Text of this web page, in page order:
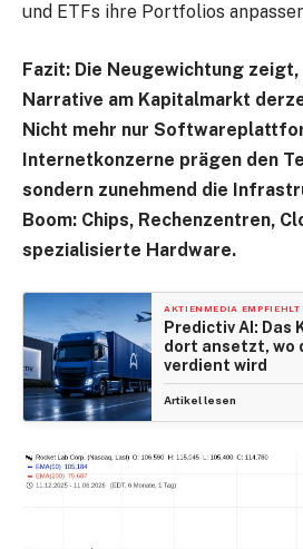
und ETFs ihre Portfolios
Fazit: Die Neugewichtung
Narrative am Kapitalmarkt
Nicht mehr nur
Internetkonzerne prägen den
sondern zunehmend die
Boom: Chips, Rechenzentren,
spezialisierte Hardware.
AKTIENMEDIA EMPFIEHLT
Predictiv AI: Das
dort ansetzt, wo
verdient wird
Artikel lesen